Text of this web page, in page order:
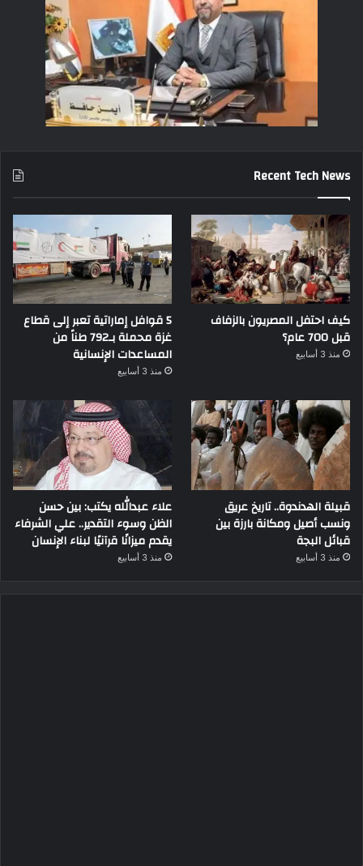
Recent Tech News
كيف احتفل المصريون بالزفاف
قبل 700 عام؟
منذ 3 أسابيع
5 قوافل إماراتية تعبر إلى قطاع
غزة محملة بـ792 طناً من
المساعدات الإنسانية
منذ 3 أسابيع
قبيلة الهدندوة.. تاريخ عريق
ونسب أصيل ومكانة بارزة بين
قبائل البجة
منذ 3 أسابيع
علاء عبدالله يكتب: بين حسن
الظن وسوء التقدير.. علي الشرفاء
يقدم ميزانًا قرآنيًا لبناء الإنسان
منذ 3 أسابيع